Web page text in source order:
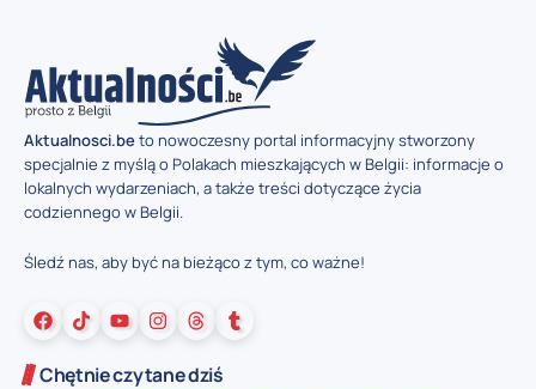
Aktualnosci.beto nowoczesny portal informacyjny stworzony
specjalnie z myślą o Polakach mieszkających w Belgii: informacje o
lokalnych wydarzeniach, a także treści dotyczące życia
codziennego w Belgii.
Śledź nas, aby być na bieżąco z tym, co ważne!
Chętnie czytane dziś